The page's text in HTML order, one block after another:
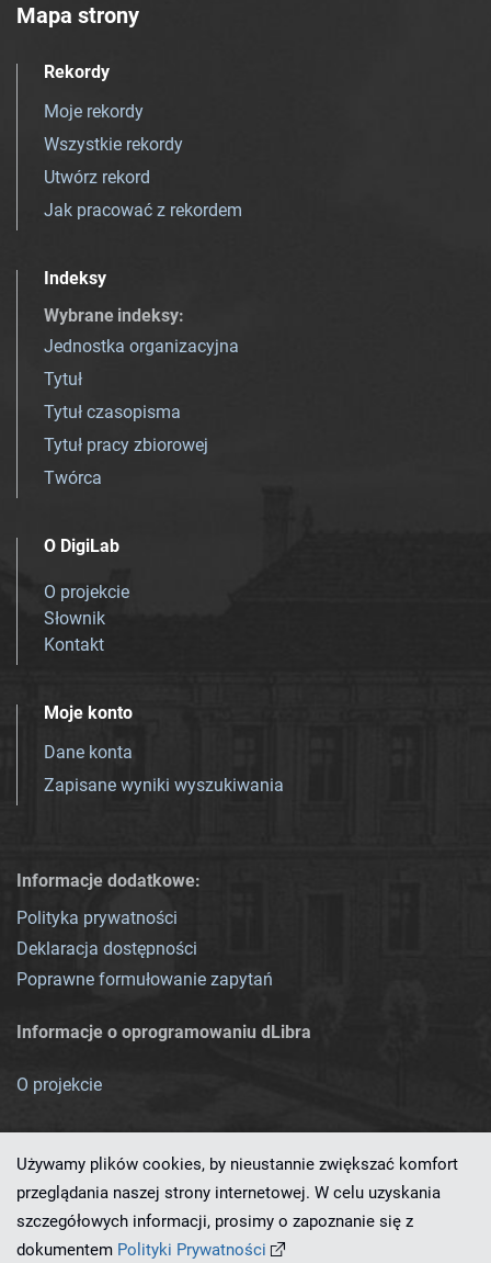
Mapa strony
Rekordy
Moje rekordy
Wszystkie rekordy
Utwórz rekord
Jak pracować z rekordem
Indeksy
Wybrane indeksy:
Jednostka organizacyjna
Tytuł
Tytuł czasopisma
Tytuł pracy zbiorowej
Twórca
O DigiLab
O projekcie
Słownik
Kontakt
Moje konto
Dane konta
Zapisane wyniki wyszukiwania
Informacje dodatkowe:
Polityka prywatności
Deklaracja dostępności
Poprawne formułowanie zapytań
Informacje o oprogramowaniu dLibra
O projekcie
Ten serwis działa dzięki oprogramowaniu
Używamy plików cookies, by nieustannie zwiększać komfort
przeglądania naszej strony internetowej. W celu uzyskania
szczegółowych informacji, prosimy o zapoznanie się z
dokumentem Polityki Prywatności